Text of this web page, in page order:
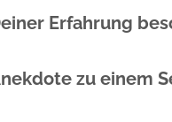
Erfahrung
großen
zu einem